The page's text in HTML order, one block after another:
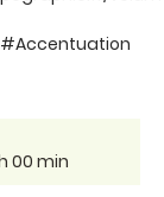
00 min